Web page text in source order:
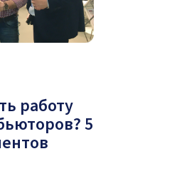
работу
5